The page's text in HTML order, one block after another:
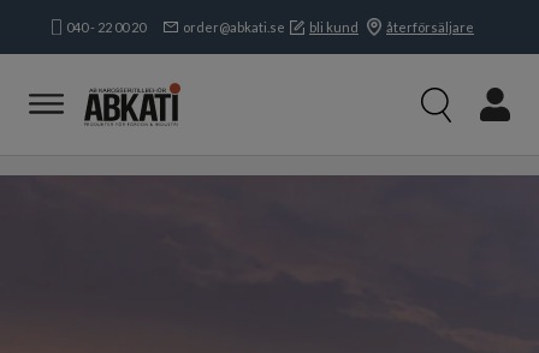
040 - 22 00 20 order@abkati.se bli kund återförsäljare
Produkter
Kampanjer